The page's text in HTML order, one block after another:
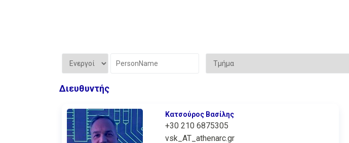
Διευθυντής
Κατσούρος Βασίλης
+30 210 6875305
vsk_AT_athenarc.gr